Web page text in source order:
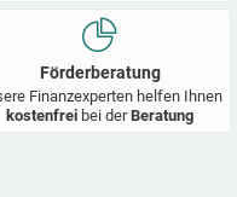
Förderberatung
Finanzexperten helfen Ihnen
kostenfrei bei derBeratung